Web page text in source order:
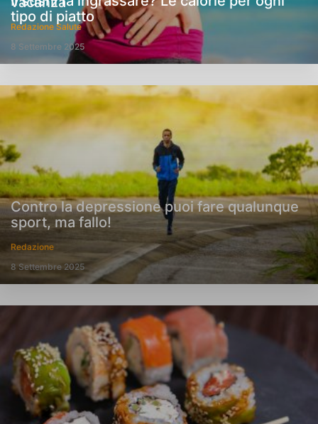
Redazione Salute
8 Settembre 2025
Contro la depressione puoi fare qualunque
sport, ma fallo!
Redazione
8 Settembre 2025
tipo di piatto